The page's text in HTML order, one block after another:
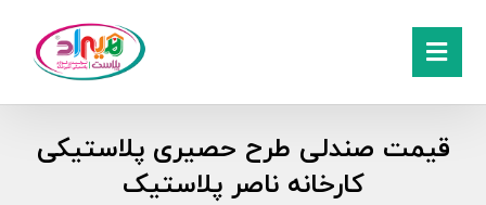
قیمت صندلی طرح حصیری پلاستیکی
کارخانه ناصر پلاستیک